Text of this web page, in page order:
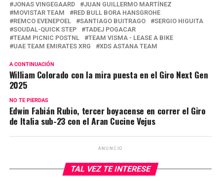
JONAS VINGEGAARD
JUAN GUILLERMO MARTÍNEZ
MOVISTAR TEAM
RED BULL BORA HANSGROHE
REMCO EVENEPOEL
SANTIAGO BUITRAGO
SERGIO HIGUITA
SOUDAL-QUICK STEP
TADEJ POGACAR
TEAM PICNIC POSTNL
TEAM VISMA - LEASE A BIKE
UAE TEAM EMIRATES XRG
XDS ASTANA TEAM
A CONTINUACIÓN
William Colorado con la mira puesta en el Giro Next Gen
2025
NO TE PIERDAS
Edwin Fabián Rubio, tercer boyacense en correr el Giro
de Italia sub-23 con el Aran Cucine Vejus
ANUNCIO
TAL VEZ TE INTERESE